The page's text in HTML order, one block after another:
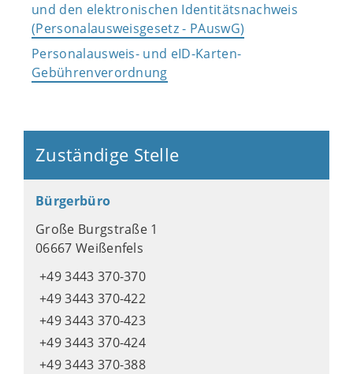
und den elektronischen Identitätsnachweis
(Personalausweisgesetz - PAuswG)
Personalausweis- und eID-Karten-
Gebührenverordnung
Zuständige Stelle
Bürgerbüro
Große Burgstraße 1
06667 Weißenfels
+49 3443 370-370
+49 3443 370-422
+49 3443 370-423
+49 3443 370-424
+49 3443 370-388